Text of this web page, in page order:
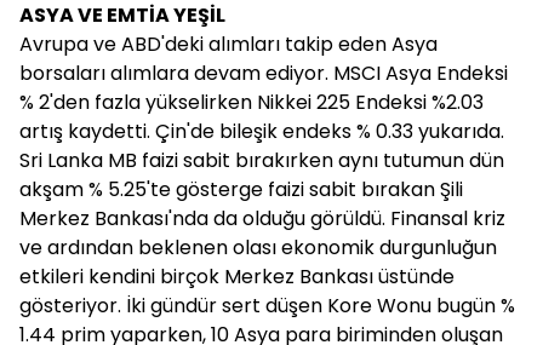
ASYA VE EMTİA YEŞİL
Avrupa ve ABD'deki alımları takip eden Asya
borsaları alımlara devam ediyor. MSCI Asya Endeksi
% 2'den fazla yükselirken Nikkei 225 Endeksi %2.03
artış kaydetti. Çin'de bileşik endeks % 0.33 yukarıda.
Sri Lanka MB faizi sabit bırakırken aynı tutumun dün
akşam % 5.25'te gösterge faizi sabit bırakan Şili
Merkez Bankası'nda da olduğu görüldü. Finansal kriz
ve ardından beklenen olası ekonomik durgunluğun
etkileri kendini birçok Merkez Bankası üstünde
gösteriyor. İki gündür sert düşen Kore Wonu bugün %
1.44 prim yaparken, 10 Asya para biriminden oluşan